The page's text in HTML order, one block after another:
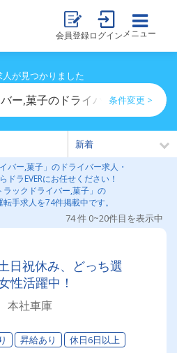
会員登録ログイン メニュー
人が見つかりました
ー,菓子のドライバー求人・運転
条件変更 >
バー,菓子」のドライバー求人・
ドラEVERにお任せください！
ックドライバー,菓子」の
手求人を74件掲載中です。
74 件 0~20件目を表示中
日祝休み、どっち選
活躍中！
本社車庫
昇給あり 休日6日以上